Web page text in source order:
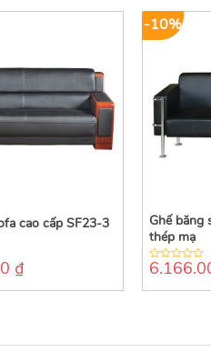
cao cấp SF23-3
₫
-10%
Ghế băng
thép mạ
0
of